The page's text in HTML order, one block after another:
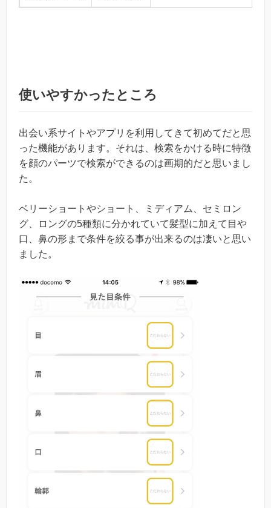
使いやすかったところ
出会い系サイトやアプリを利用してきて初めてだと思
った機能があります。それは、検索をかける時に特徴
を顔のパーツで検索ができるのは画期的だと思いまし
た。
ベリーショートやショート、ミディアム、セミロン
グ、ロングの5種類に分かれていて髪型に加えて目や
口、鼻の形まで条件を絞る事が出来るのは凄いと思い
ました。